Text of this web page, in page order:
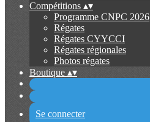
Compétitions ▴▾
Programme CNPC 2026
Régates
Régates CYYCCI
Régates régionales
Photos régates
Boutique ▴▾
Se connecter